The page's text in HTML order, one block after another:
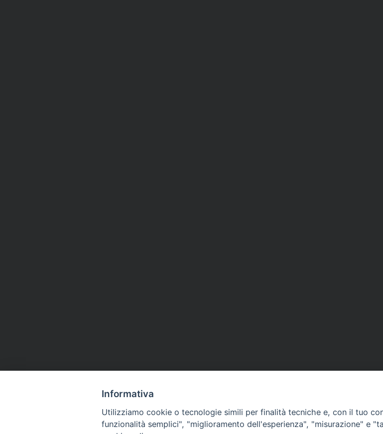
Informativa
Utilizziamo cookie o tecnologie simili per finalità tecniche e, con il tuo
funzionalità semplici", "miglioramento dell'esperienza", "misurazione" e